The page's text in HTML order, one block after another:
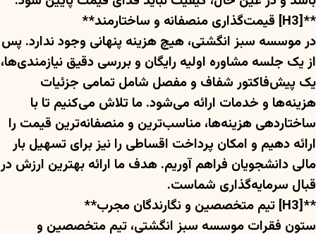
**[H3] قیمت‌گذاری منصفانه و ساختارمند**
در موسسه سبز انگشتی، هیچ هزینه پنهانی وجود ندارد. پس
از یک جلسه مشاوره اولیه رایگان و بررسی دقیق نیازمندی‌ها،
یک پیش‌فاکتور شفاف و مفصل شامل تمامی جزئیات
هزینه‌ها و خدمات ارائه می‌شود. ما تلاش می‌کنیم تا با
ساختاردهی هزینه‌ها، مناسب‌ترین و منصفانه‌ترین قیمت را
ارائه دهیم و امکان پرداخت اقساطی را نیز برای تسهیل بار
مالی دانشجویان فراهم آوریم. هدف ما ارائه بهترین ارزش در
قبال سرمایه‌گذاری شماست.
**[H3] تیم متخصصین و نگارندگان مجرب**
ستون فقرات موسسه سبز انگشتی، تیم متخصصین و